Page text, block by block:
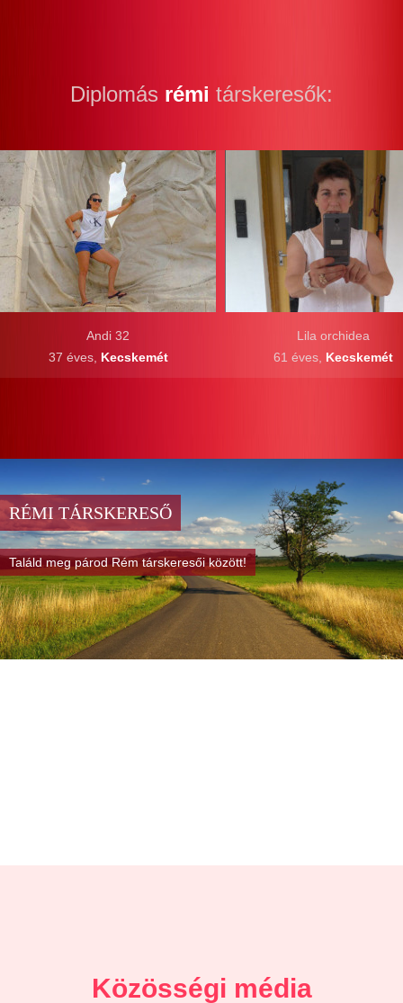
Diplomás rémi társkeresők:
Andi 32
37 éves, Kecskemét
Lila orchidea
61 éves, Kecskemét
RÉMI TÁRSKERESŐ
Találd meg párod Rém társkeresői között!
Közösségi média